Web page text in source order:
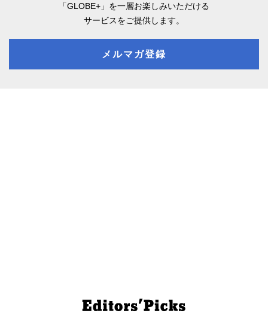
「GLOBE+」を一層お楽しみいただける
サービスをご提供します。
メルマガ登録